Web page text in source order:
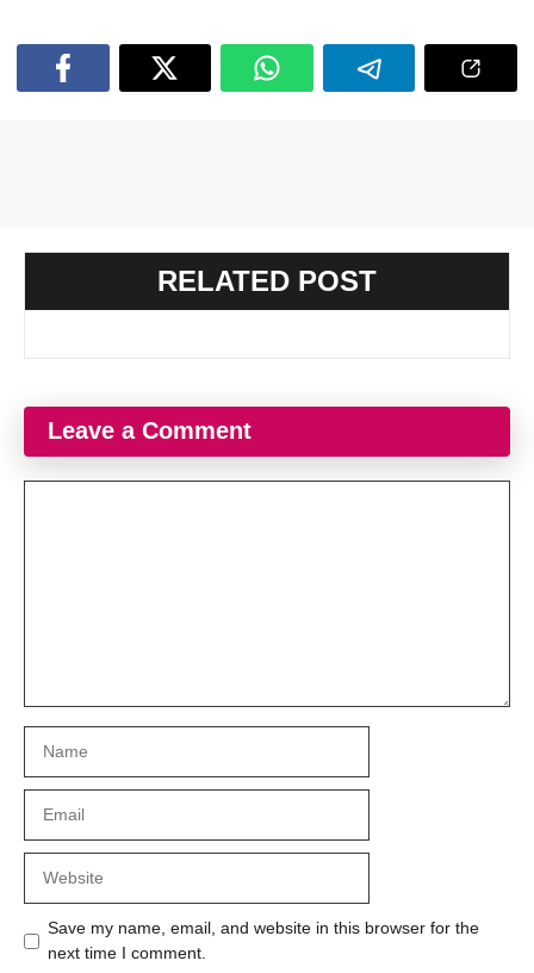
RELATED POST
Leave a Comment
Save my name, email, and website in this browser for the
next time I comment.